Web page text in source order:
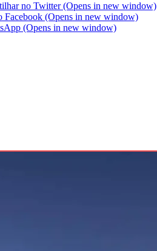
no Twitter (Opens in new window)
Facebook (Opens in new window)
(Opens in new window)